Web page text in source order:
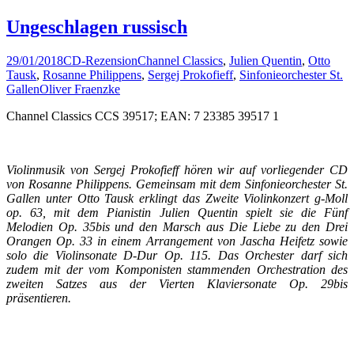
Ungeschlagen russisch
29/01/2018CD-RezensionChannel Classics, Julien Quentin, Otto
Tausk, Rosanne Philippens, Sergej Prokofieff, Sinfonieorchester St.
GallenOliver Fraenzke
Channel Classics CCS 39517; EAN: 7 23385 39517 1
Violinmusik von Sergej Prokofieff hören wir auf vorliegender CD
von Rosanne Philippens. Gemeinsam mit dem Sinfonieorchester St.
Gallen unter Otto Tausk erklingt das Zweite Violinkonzert g-Moll
op. 63, mit dem Pianistin Julien Quentin spielt sie die Fünf
Melodien Op. 35bis und den Marsch aus Die Liebe zu den Drei
Orangen Op. 33 in einem Arrangement von Jascha Heifetz sowie
solo die Violinsonate D-Dur Op. 115. Das Orchester darf sich
zudem mit der vom Komponisten stammenden Orchestration des
zweiten Satzes aus der Vierten Klaviersonate Op. 29bis
präsentieren.